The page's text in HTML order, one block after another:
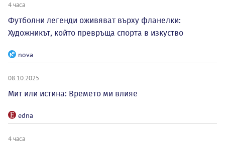
4 часа
Футболни легенди оживяват върху фланелки:
Художникът, който превръща спорта в изкуство
nova
08.10.2025
Мит или истина: Времето ми влияе
edna
4 часа